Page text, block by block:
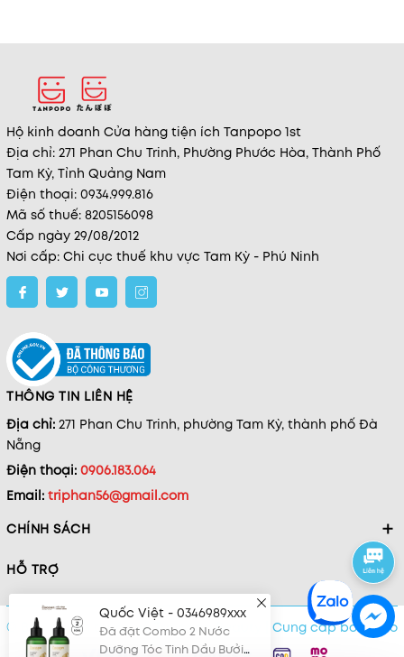
Hộ kinh doanh Cửa hàng tiện ích Tanpopo 1st
Địa chỉ: 271 Phan Chu Trinh, Phường Phước Hòa, Thành Phố
Tam Kỳ, Tỉnh Quảng Nam
Điện thoại: 0934.999.816
Mã số thuế: 8205156098
Cấp ngày 29/08/2012
Nơi cấp: Chi cục thuế khu vực Tam Kỳ - Phú Ninh
THÔNG TIN LIÊN HỆ
Địa chỉ: 271 Phan Chu Trinh, phường Tam Kỳ, thành phố Đà
Nẵng
Điện thoại: 0906.183.064
Email: triphan56@gmail.com
CHÍNH SÁCH
HỖ TRỢ
© Bản quyền thuộc về Tanpopo Beauty Cung cấp bởi Sapo
Đã đặt Combo 2 Nước
Dưỡng Tóc Tinh Dầu Bưởi
Cocoon Pomelo Hair Tonic
140ml
1 phút trước